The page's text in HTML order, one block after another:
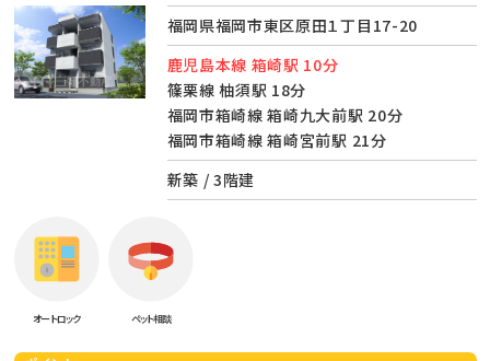
福岡県福岡市東区原田１丁目17-20
鹿児島本線 箱崎駅 10分
篠栗線 柚須駅 18分
福岡市箱崎線 箱崎九大前駅 20分
福岡市箱崎線 箱崎宮前駅 21分
新築 / 3階建
オートロック ペット相談